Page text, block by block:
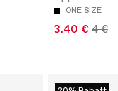
ONE SIZE
3.40 € 4 €